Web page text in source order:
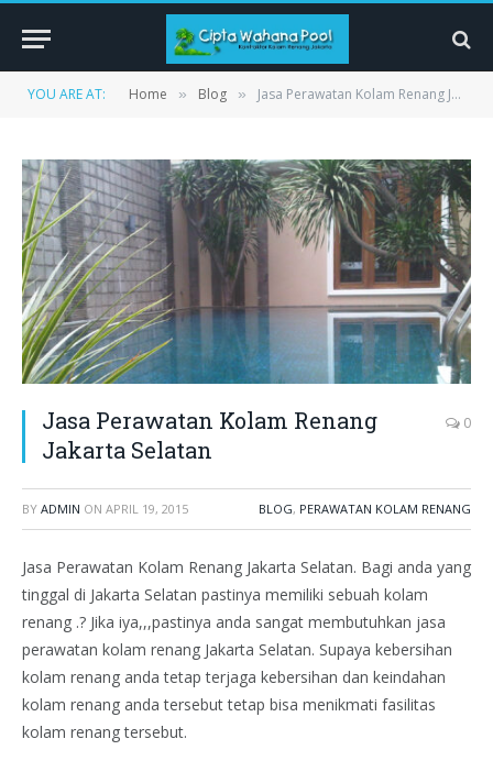
YOU ARE AT: Home » Blog » Jasa Perawatan Kolam Renang Jakarta Selatan
Jasa Perawatan Kolam Renang
Jakarta Selatan
0
BY ADMIN ON APRIL 19, 2015 BLOG, PERAWATAN KOLAM RENANG
Jasa Perawatan Kolam Renang Jakarta Selatan. Bagi anda yang
tinggal di Jakarta Selatan pastinya memiliki sebuah kolam
renang .? Jika iya,,,pastinya anda sangat membutuhkan jasa
perawatan kolam renang Jakarta Selatan. Supaya kebersihan
kolam renang anda tetap terjaga kebersihan dan keindahan
kolam renang anda tersebut tetap bisa menikmati fasilitas
kolam renang tersebut.